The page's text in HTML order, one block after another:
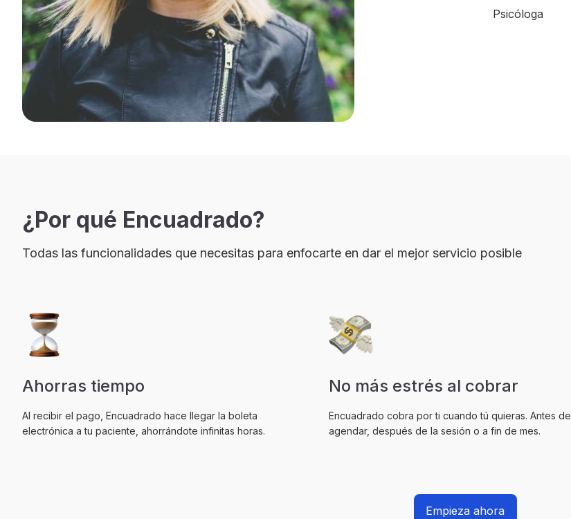
Psicóloga
¿Por qué Encuadrado?
Todas las funcionalidades que necesitas para enfocarte en dar el mejor servicio posible
Ahorras tiempo
Al recibir el pago, Encuadrado hace llegar la boleta
electrónica a tu paciente, ahorrándote infinitas horas.
No más estrés al cobrar
Encuadrado cobra por ti cuando tú quieras. Antes de
agendar, después de la sesión o a fin de mes.
Empieza ahora